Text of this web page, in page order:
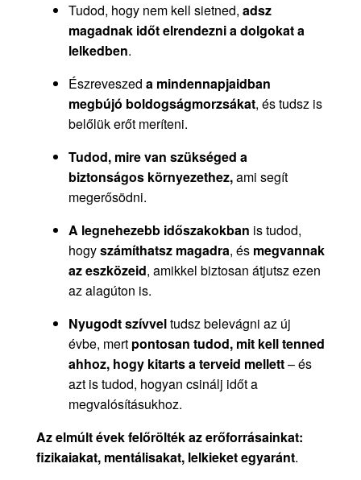
Tudod, hogy nem kell sietned, adsz
magadnak időt elrendezni a dolgokat a
lelkedben.
Észreveszed a mindennapjaidban
megbújó boldogságmorzsákat, és tudsz is
belőlük erőt meríteni.
Tudod, mire van szükséged a
biztonságos környezethez,ami segít
megerősödni.
A legnehezebb időszakokban is tudod,
hogyszámíthatsz magadra, és megvannak
az eszközeid, amikkel biztosan átjutsz ezen
az alagúton is.
Nyugodt szívveltudsz belevágni az új
évbe, mert pontosan tudod, mit kell tenned
ahhoz, hogy kitarts a terveid mellett– és
azt is tudod, hogyan csinálj időt a
megvalósításukhoz.
Az elmúlt évek felőrölték az erőforrásainkat:
fizikaiakat, mentálisakat, lelkieket egyaránt.